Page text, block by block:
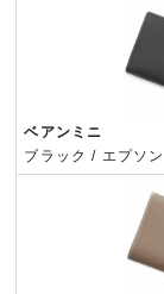
ベアンミニ
ブラック / エプソン